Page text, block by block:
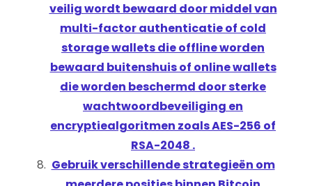
veilig wordt bewaard door middel van
multi-factor authenticatie of cold
storage wallets die offline worden
bewaard buitenshuis of online wallets
die worden beschermd door sterke
wachtwoordbeveiliging en
encryptiealgoritmen zoals AES-256 of
RSA-2048 .
Gebruik verschillende strategieën om